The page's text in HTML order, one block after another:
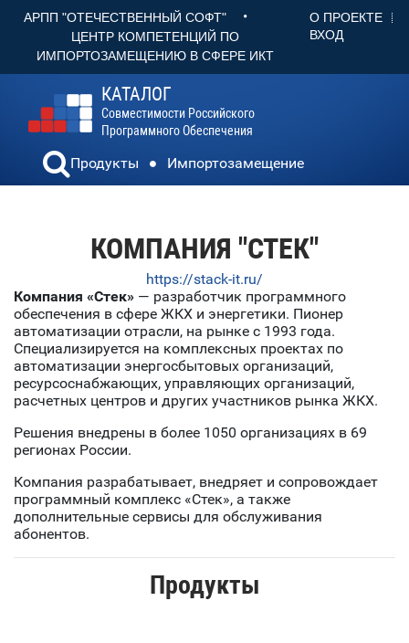
АРПП "ОТЕЧЕСТВЕННЫЙ СОФТ" •
ЦЕНТР КОМПЕТЕНЦИЙ ПО
ИМПОРТОЗАМЕЩЕНИЮ В СФЕРЕ ИКТ
О ПРОЕКТЕ
ВХОД
КАТАЛОГ
Совместимости Российского
Программного Обеспечения
Продукты Импортозамещение
КОМПАНИЯ "СТЕК"
https://stack-it.ru/
Компания «Стек» — разработчик программного
обеспечения в сфере ЖКХ и энергетики. Пионер
автоматизации отрасли, на рынке с 1993 года.
Специализируется на комплексных проектах по
автоматизации энергосбытовых организаций,
ресурсоснабжающих, управляющих организаций,
расчетных центров и других участников рынка ЖКХ.
Решения внедрены в более 1050 организациях в 69
регионах России.
Компания разрабатывает, внедряет и сопровождает
программный комплекс «Стек», а также
дополнительные сервисы для обслуживания
абонентов.
Продукты